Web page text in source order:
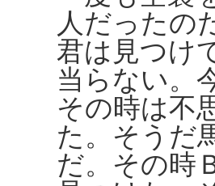
人だったの
君は見つけ
当らない。
その時は不
た。そうだ
だ。その時